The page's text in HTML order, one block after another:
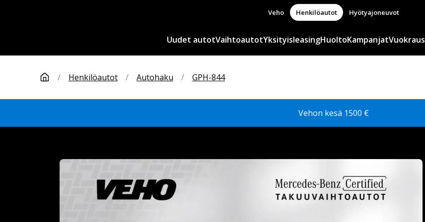
Veho Henkilöautot Hyötyajoneuvot
Uudet autotVaihtoautotYksityisleasingHuoltoKampanjatVuokraus
/ Henkilöautot / Autohaku / GPH-844
Vehon kesä 1500 €